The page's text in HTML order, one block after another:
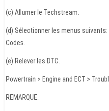
(c) Allumer le Techstream.
(d) Sélectionner les menus suivants:
Codes.
(e) Relever les DTC.
Powertrain > Engine and ECT >
REMARQUE: